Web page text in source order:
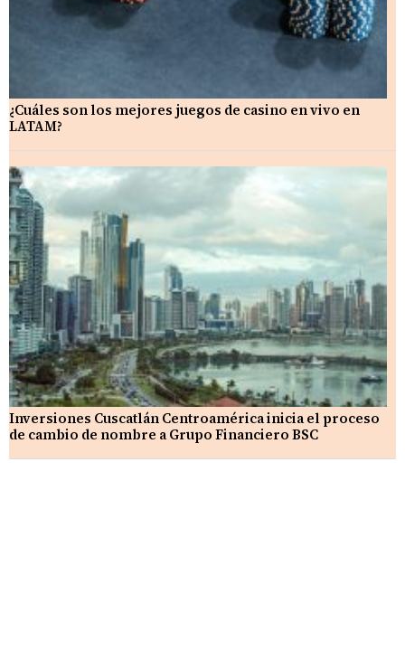
¿Cuáles son los mejores juegos de casino en vivo en
LATAM?
Inversiones Cuscatlán Centroamérica inicia el proceso
de cambio de nombre a Grupo Financiero BSC